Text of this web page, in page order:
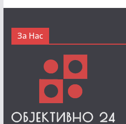
За Нас